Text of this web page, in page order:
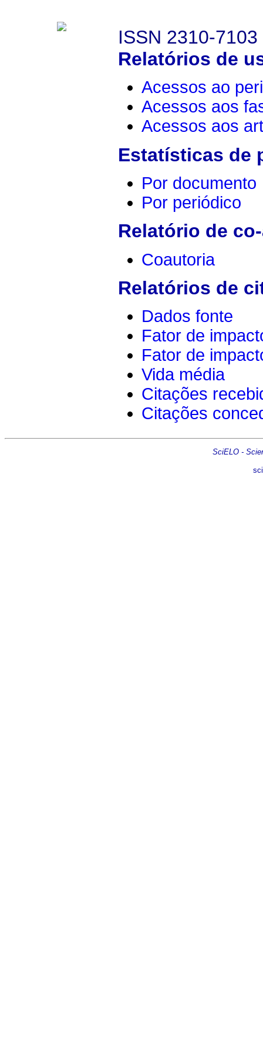
ISSN 2310-7103
Relatórios de
Acessos ao
Acessos aos
Acessos aos
Estatísticas de
Por documento
Por periódico
Relatório de
Coautoria
Relatórios de
Dados fonte
Fator de
Fator de
Vida média
Citações
Citações
SciELO -